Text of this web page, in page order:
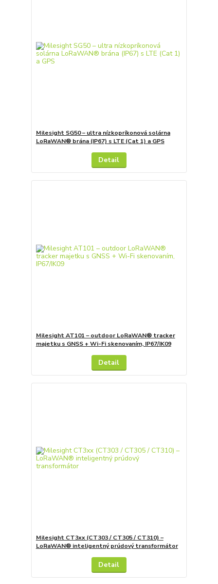
Milesight SG50 – ultra nízkopríkonová solárna
LoRaWAN® brána (IP67) s LTE (Cat 1) a GPS
Detail
Milesight AT101 – outdoor LoRaWAN® tracker
majetku s GNSS + Wi-Fi skenovaním, IP67/IK09
Detail
Milesight CT3xx (CT303 / CT305 / CT310) –
LoRaWAN® inteligentný prúdový transformátor
Detail